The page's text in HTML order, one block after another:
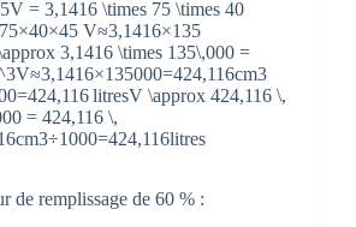
= 3,1416 \times 75 \times 40
75×40×45 V≈3,1416×135
3,1416 \times 135\,000 =
V≈3,1416×135000=424,116cm3
litresV \approx 424,116 \,
= 424,116 \,
cm3÷1000=424,116litres
de remplissage de 60 % :